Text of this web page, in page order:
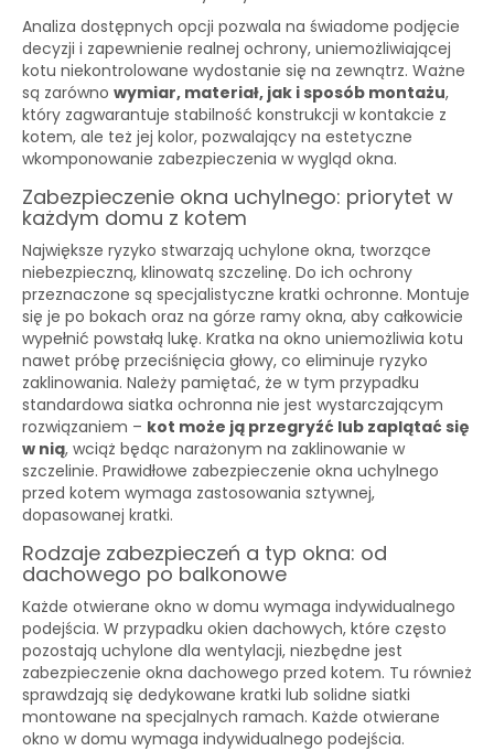
Analiza dostępnych opcji pozwala na świadome podjęcie
decyzji i zapewnienie realnej ochrony, uniemożliwiającej
kotu niekontrolowane wydostanie się na zewnątrz. Ważne
są zarówno wymiar, materiał, jak i sposób montażu,
który zagwarantuje stabilność konstrukcji w kontakcie z
kotem, ale też jej kolor, pozwalający na estetyczne
wkomponowanie zabezpieczenia w wygląd okna.
Zabezpieczenie okna uchylnego: priorytet w
każdym domu z kotem
Największe ryzyko stwarzają uchylone okna, tworzące
niebezpieczną, klinowatą szczelinę. Do ich ochrony
przeznaczone są specjalistyczne kratki ochronne. Montuje
się je po bokach oraz na górze ramy okna, aby całkowicie
wypełnić powstałą lukę. Kratka na okno uniemożliwia kotu
nawet próbę przeciśnięcia głowy, co eliminuje ryzyko
zaklinowania. Należy pamiętać, że w tym przypadku
standardowa siatka ochronna nie jest wystarczającym
rozwiązaniem – kot może ją przegryźć lub zaplątać się
w nią, wciąż będąc narażonym na zaklinowanie w
szczelinie. Prawidłowe zabezpieczenie okna uchylnego
przed kotem wymaga zastosowania sztywnej,
dopasowanej kratki.
Rodzaje zabezpieczeń a typ okna: od
dachowego po balkonowe
Każde otwierane okno w domu wymaga indywidualnego
podejścia. W przypadku okien dachowych, które często
pozostają uchylone dla wentylacji, niezbędne jest
zabezpieczenie okna dachowego przed kotem. Tu również
sprawdzają się dedykowane kratki lub solidne siatki
montowane na specjalnych ramach. Każde otwierane
okno w domu wymaga indywidualnego podejścia.